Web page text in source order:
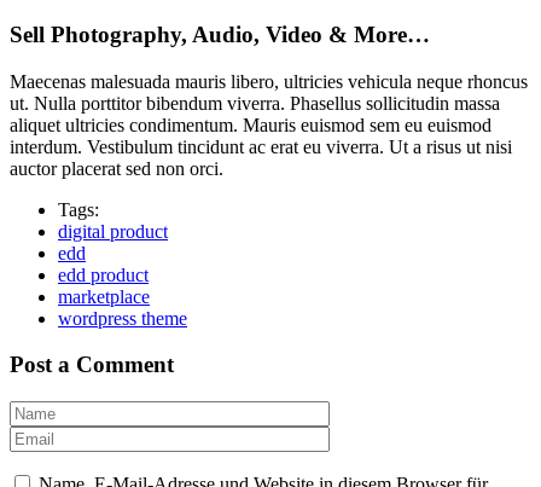
Sell Photography, Audio, Video & More…
Maecenas malesuada mauris libero, ultricies vehicula neque rhoncus
ut. Nulla porttitor bibendum viverra. Phasellus sollicitudin massa
aliquet ultricies condimentum. Mauris euismod sem eu euismod
interdum. Vestibulum tincidunt ac erat eu viverra. Ut a risus ut nisi
auctor placerat sed non orci.
Tags:
digital product
edd
edd product
marketplace
wordpress theme
Post a Comment